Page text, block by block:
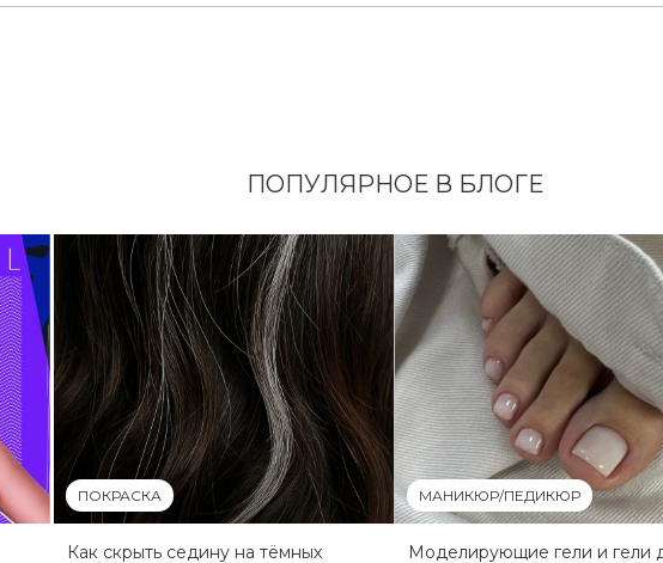
ПОПУЛЯРНОЕ В БЛОГЕ
ПОКРАСКА
Как скрыть седину на тёмных
МАНИКЮР/ПЕДИКЮР
Моделирующие гели и гели